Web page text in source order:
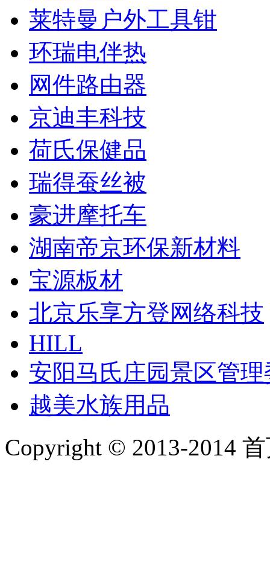
莱特曼户外工具钳
环瑞电伴热
网件路由器
京迪丰科技
荷氏保健品
瑞得蚕丝被
豪进摩托车
湖南帝京环保新材料
宝源板材
北京乐享方登网络科技
HILL
安阳马氏庄园景区管
越美水族用品
Copyright © 2013-2014